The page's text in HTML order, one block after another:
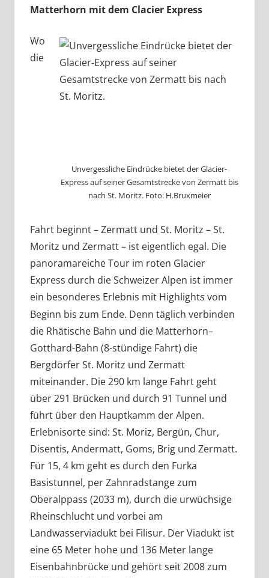
Matterhorn mit dem Clacier Express
Unvergessliche Eindrücke bietet der Glacier-
Express auf seiner Gesamtstrecke von Zermatt bis
nach St. Moritz. Foto: H.Bruxmeier
Wo
die
Fahrt beginnt – Zermatt und St. Moritz – St.
Moritz und Zermatt – ist eigentlich egal. Die
panoramareiche Tour im roten Glacier
Express durch die Schweizer Alpen ist immer
ein besonderes Erlebnis mit Highlights vom
Beginn bis zum Ende. Denn täglich verbinden
die Rhätische Bahn und die Matterhorn–
Gotthard-Bahn (8-stündige Fahrt) die
Bergdörfer St. Moritz und Zermatt
miteinander. Die 290 km lange Fahrt geht
über 291 Brücken und durch 91 Tunnel und
führt über den Hauptkamm der Alpen.
Erlebnisorte sind: St. Moriz, Bergün, Chur,
Disentis, Andermatt, Goms, Brig und Zermatt.
Für 15, 4 km geht es durch den Furka
Basistunnel, per Zahnradstange zum
Oberalppass (2033 m), durch die urwüchsige
Rheinschlucht und vorbei am
Landwasserviadukt bei Filisur. Der Viadukt ist
eine 65 Meter hohe und 136 Meter lange
Eisenbahnbrücke und gehört seit 2008 zum